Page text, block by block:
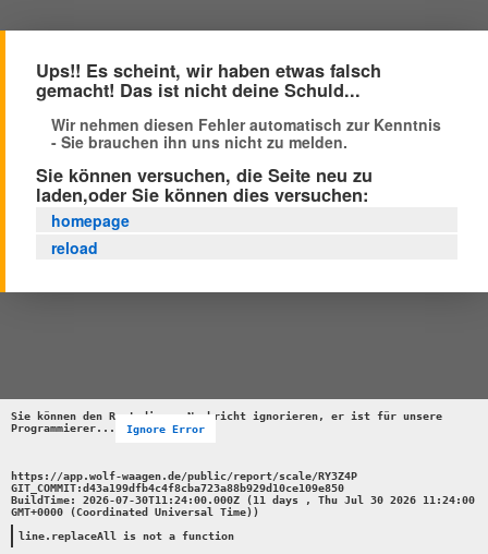
Ups!! Es scheint, wir haben etwas falsch
gemacht! Das ist nicht deine Schuld...
Wir nehmen diesen Fehler automatisch zur Kenntnis
- Sie brauchen ihn uns nicht zu melden.
Sie können versuchen, die Seite neu zu
laden,oder Sie können dies versuchen:
homepage
reload
Sie können den Rest dieser Nachricht ignorieren, er ist für unsere
Programmierer...
Ignore Error
https://app.wolf-waagen.de/public/report/scale/RY3Z4P
GIT_COMMIT:d43a199dfb4c4f8cba723a88b929d10ce109e850
BuildTime: 2026-07-30T11:24:00.000Z (11 days , Thu Jul 30 2026 11:24:00
GMT+0000 (Coordinated Universal Time))
line.replaceAll is not a function